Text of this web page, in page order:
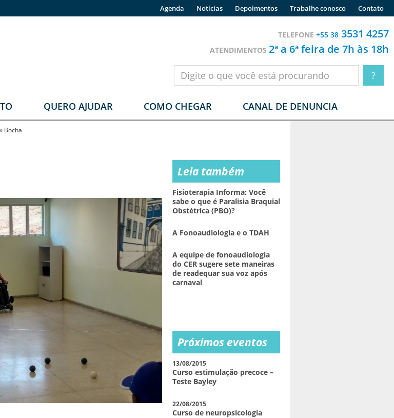
Agenda Notícias Depoimentos Trabalhe conosco Contato
TELEFONE +55 38 3531 4257
ATENDIMENTOS 2ª a 6ª feira de 7h às 18h
QUERO AJUDAR COMO CHEGAR CANAL DE DENUNCIA
» Bocha
Leia também
Fisioterapia Informa: Você
sabe o que é Paralisia Braquial
Obstétrica (PBO)?
A Fonoaudiologia e o TDAH
A equipe de fonoaudiologia
do CER sugere sete maneiras
de readequar sua voz após
carnaval
Próximos eventos
13/08/2015
Curso estimulação precoce –
Teste Bayley
22/08/2015
Curso de neuropsicologia